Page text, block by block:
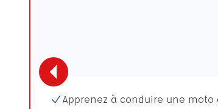
Apprenez à conduire une moto